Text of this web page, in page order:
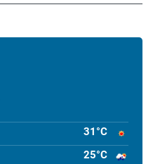
31°C
25°C